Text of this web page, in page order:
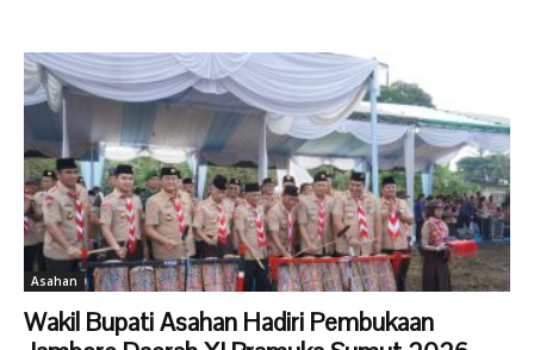
Asahan
Wakil Bupati Asahan Hadiri Pembukaan